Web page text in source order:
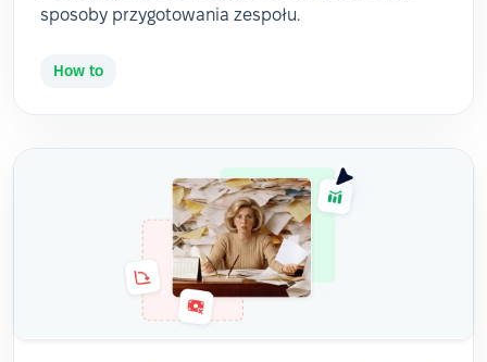
sposoby przygotowania zespołu.
How to